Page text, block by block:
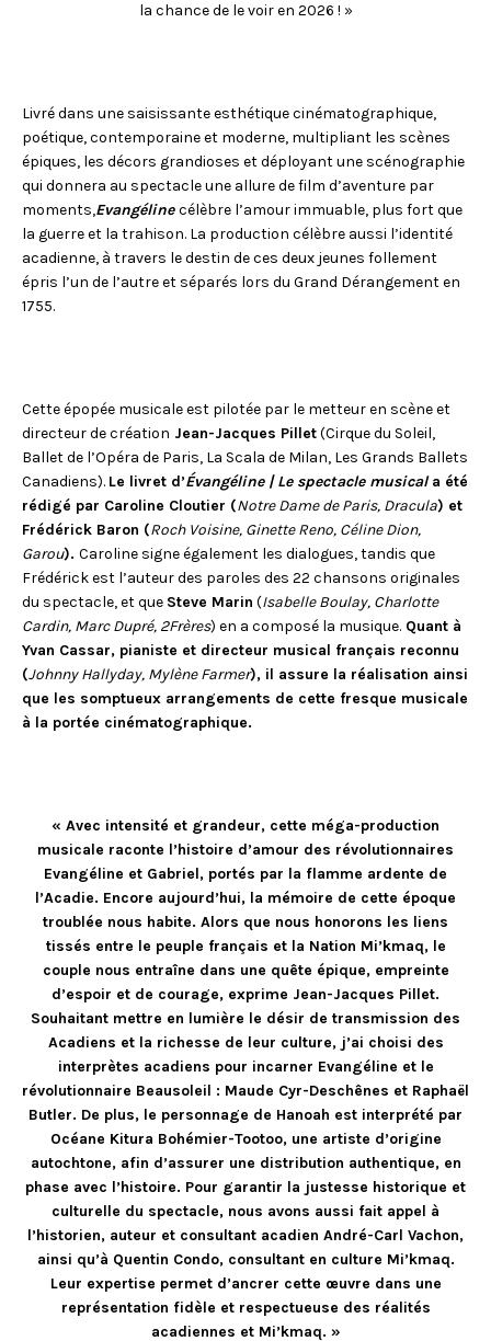
la chance de le voir en 2026 ! »
Livré dans une saisissante esthétique cinématographique,
poétique, contemporaine et moderne, multipliant les scènes
épiques, les décors grandioses et déployant une scénographie
qui donnera au spectacle une allure de film d’aventure par
moments,Evangéline célèbre l’amour immuable, plus fort que
la guerre et la trahison. La production célèbre aussi l’identité
acadienne, à travers le destin de ces deux jeunes follement
épris l’un de l’autre et séparés lors du Grand Dérangement en
1755.
Cette épopée musicale est pilotée par le metteur en scène et
directeur de création Jean-Jacques Pillet(Cirque du Soleil,
Ballet de l’Opéra de Paris, La Scala de Milan, Les Grands Ballets
Canadiens). Le livret d’Évangéline | Le spectacle musicala été
rédigé par Caroline Cloutier (Notre Dame de Paris, Dracula) et
Frédérick Baron (Roch Voisine, Ginette Reno, Céline Dion,
Garou). Caroline signe également les dialogues, tandis que
Frédérick est l’auteur des paroles des 22 chansons originales
du spectacle, et que Steve Marin (Isabelle Boulay, Charlotte
Cardin, Marc Dupré, 2Frères) en a composé la musique. Quant à
Yvan Cassar, pianiste et directeur musical français reconnu
(Johnny Hallyday, Mylène Farmer), il assure la réalisation ainsi
que les somptueux arrangements de cette fresque musicale
à la portée cinématographique.
« Avec intensité et grandeur, cette méga-production
musicale raconte l’histoire d’amour des révolutionnaires
Evangéline et Gabriel, portés par la flamme ardente de
l’Acadie. Encore aujourd’hui, la mémoire de cette époque
troublée nous habite. Alors que nous honorons les liens
tissés entre le peuple français et la Nation Mi’kmaq, le
couple nous entraîne dans une quête épique, empreinte
d’espoir et de courage, exprime Jean-Jacques Pillet.
Souhaitant mettre en lumière le désir de transmission des
Acadiens et la richesse de leur culture, j’ai choisi des
interprètes acadiens pour incarner Evangéline et le
révolutionnaire Beausoleil : Maude Cyr-Deschênes et Raphaël
Butler. De plus, le personnage de Hanoah est interprété par
Océane Kitura Bohémier-Tootoo, une artiste d’origine
autochtone, afin d’assurer une distribution authentique, en
phase avec l’histoire. Pour garantir la justesse historique et
culturelle du spectacle, nous avons aussi fait appel à
l’historien, auteur et consultant acadien André-Carl Vachon,
ainsi qu’à Quentin Condo, consultant en culture Mi’kmaq.
Leur expertise permet d’ancrer cette œuvre dans une
représentation fidèle et respectueuse des réalités
acadiennes et Mi’kmaq. »